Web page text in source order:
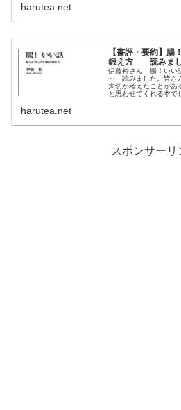
harutea.net
【書評・要約】
鍛え方 読みまし
伊藤裕さん 腸！いい
～ 読みました。皆
大切か考えたことが
と思わせてくれる本で
harutea.net
スポンサーリ